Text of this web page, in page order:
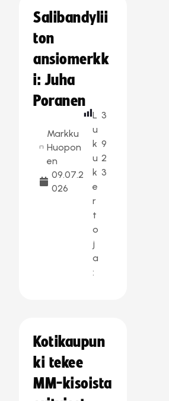
Salibandylii
ton
ansiomerkk
i: Juha
Poranen
Markku
Huopon
en
09.07.2
026
L
u
k
u
k
e
r
t
o
j
a
:
3
9
2
3
Kotikaupun
ki tekee
MM-kisoista